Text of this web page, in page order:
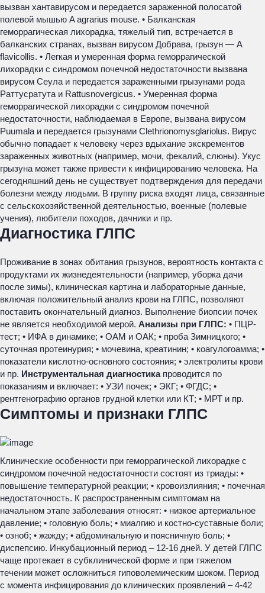
вызван хантавирусом и передается зараженной полосатой
полевой мышью A agrarius mouse. • Балканская
геморрагическая лихорадка, тяжелый тип, встречается в
балканских странах, вызван вирусом Добрава, грызун — A
flavicollis. • Легкая и умеренная форма геморрагической
лихорадки с синдромом почечной недостаточности вызвана
вирусом Сеула и передается зараженными грызунами рода
Раттусратута и Rattusnovergicus. • Умеренная форма
геморрагической лихорадки с синдромом почечной
недостаточности, наблюдаемая в Европе, вызвана вирусом
Puumala и передается грызунами Clethrionomysglariolus. Вирус
обычно попадает к человеку через вдыхание экскрементов
зараженных животных (например, мочи, фекалий, слюны). Укус
грызуна может также привести к инфицированию человека. На
сегодняшний день не существует подтверждения для передачи
болезни между людьми. В группу риска входят лица, связанные
с сельскохозяйственной деятельностью, военные (полевые
учения), любители походов, дачники и пр.
Диагностика ГЛПС
Проживание в зонах обитания грызунов, вероятность контакта с
продуктами их жизнедеятельности (например, уборка дачи
после зимы), клиническая картина и лабораторные данные,
включая положительный анализ крови на ГЛПС, позволяют
поставить окончательный диагноз. Выполнение биопсии почек
не является необходимой мерой. Анализы при ГЛПС: • ПЦР-
тест; • ИФА в динамике; • ОАМ и ОАК; • проба Зимницкого; •
суточная протеинурия; • мочевина, креатинин; • коагулогоамма; •
показатели кислотно-основного состояния; • электролиты крови
и пр. Инструментальная диагностикапроводится по
показаниям и включает: • УЗИ почек; • ЭКГ; • ФГДС; •
рентгенографию органов грудной клетки или КТ; • МРТ и пр.
Симптомы и признаки ГЛПС
Клинические особенности при геморрагической лихорадке с
синдромом почечной недостаточности состоят из триады: •
повышение температурной реакции; • кровоизлияния; • почечная
недостаточность. К распространенным симптомам на
начальном этапе заболевания относят: • низкое артериальное
давление; • головную боль; • миалгию и костно-суставные боли;
• озноб; • жажду; • абдоминальную и поясничную боль; •
диспепсию. Инкубационный период – 12-16 дней. У детей ГЛПС
чаще протекает в субклинической форме и при тяжелом
течении может осложниться гиповолемическим шоком. Период
с момента инфицирования до клинических проявлений – 4-42